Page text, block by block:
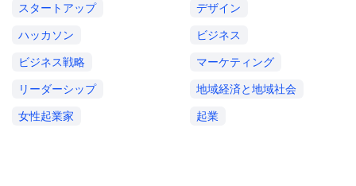
スタートアップ
デザイン
ハッカソン
ビジネス
ビジネス戦略
マーケティング
リーダーシップ
地域経済と地域社会
女性起業家
起業